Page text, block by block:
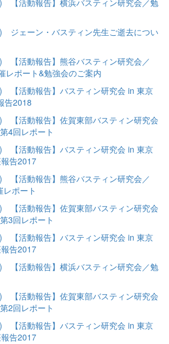
【活動報告】横浜バスティン研究会／勉
ジェーン・バスティン先生ご逝去につい
【活動報告】熊谷バスティン研究会／
レポート&勉強会のご案内
【活動報告】バスティン研究会 in 東京
告2018
【活動報告】佐賀東部バスティン研究会
4回レポート
【活動報告】バスティン研究会 in 東京
告2017
【活動報告】熊谷バスティン研究会／
ポート
【活動報告】佐賀東部バスティン研究会
3回レポート
【活動報告】バスティン研究会 in 東京
告2017
【活動報告】横浜バスティン研究会／勉
【活動報告】佐賀東部バスティン研究会
2回レポート
【活動報告】バスティン研究会 in 東京
告2017